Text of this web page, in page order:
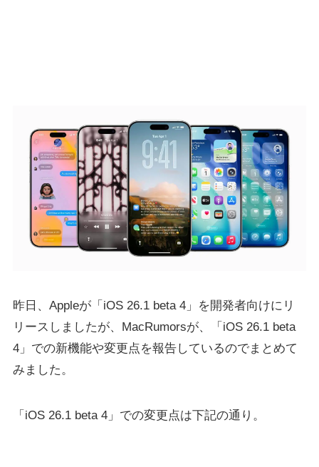
昨日、Appleが「iOS 26.1 beta 4」を開発者向けにリ
リースしましたが、MacRumorsが、「iOS 26.1 beta
4」での新機能や変更点を報告しているのでまとめて
みました。
「iOS 26.1 beta 4」での変更点は下記の通り。